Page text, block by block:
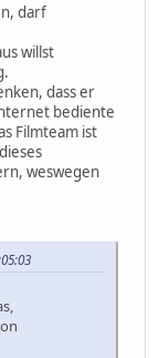
darf
willst
dass er
bediente
Filmteam ist
weswegen